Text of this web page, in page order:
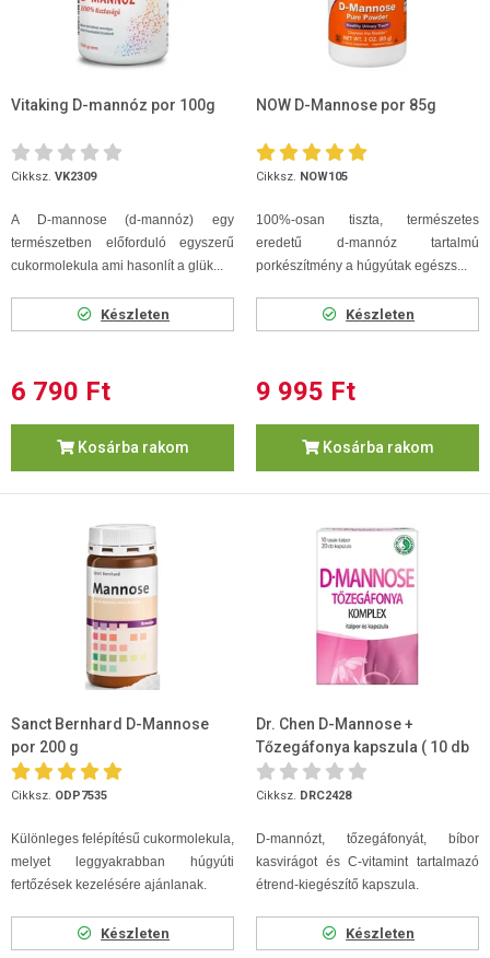
Vitaking D-mannóz por 100g
Cikksz. VK2309
A D-mannose (d-mannóz) egy
természetben előforduló egyszerű
cukormolekula ami hasonlít a glük...
Készleten
6 790 Ft
Kosárba rakom
NOW D-Mannose por 85g
Cikksz. NOW105
100%-osan tiszta, természetes
eredetű d-mannóz tartalmú
porkészítmény a húgyútak egészs...
Készleten
9 995 Ft
Kosárba rakom
Sanct Bernhard D-Mannose
por 200 g
Cikksz. ODP7535
Különleges felépítésű cukormolekula,
melyet leggyakrabban húgyúti
fertőzések kezelésére ajánlanak.
Készleten
Dr. Chen D-Mannose +
Tőzegáfonya kapszula ( 10 db
italpor 20 db kapszula )
Cikksz. DRC2428
D-mannózt, tőzegáfonyát, bíbor
kasvirágot és C-vitamint tartalmazó
étrend-kiegészítő kapszula.
Készleten